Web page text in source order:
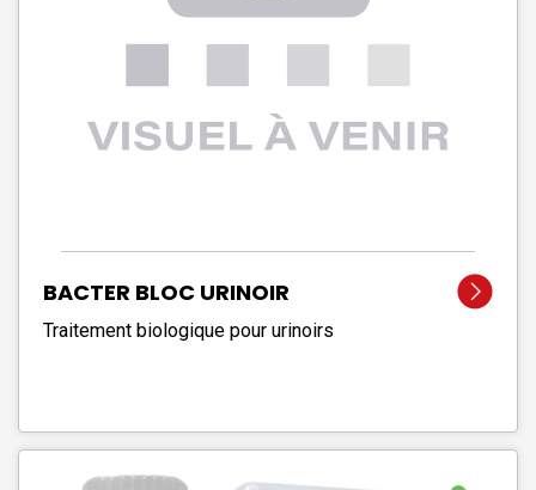
BACTER BLOC URINOIR
Traitement biologique pour urinoirs